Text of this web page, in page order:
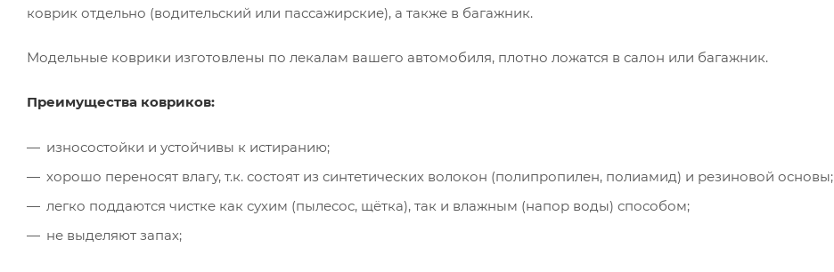
коврик отдельно (водительский или пассажирские), а также в багажник.
Модельные коврики изготовлены по лекалам вашего автомобиля, плотно ложатся в салон или багажник.
Преимущества ковриков:
износостойки и устойчивы к истиранию;
хорошо переносят влагу, т.к. состоят из синтетических волокон (полипропилен, полиамид) и резиновой основы;
легко поддаются чистке как сухим (пылесос, щётка), так и влажным (напор воды) способом;
не выделяют запах;